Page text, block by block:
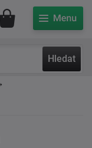
Hledat
Můj účet